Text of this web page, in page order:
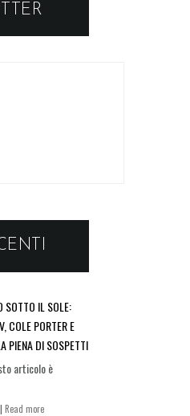
SOTTO IL SOLE:
COLE PORTER E
PIENA DI SOSPETTI
articolo è
Read more